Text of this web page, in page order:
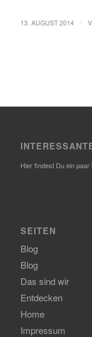
13. AUGUST 2014
Hier findest Du ein
SEITEN
Blog
Blog
Das sind wir
Entdecken
Home
Impressum